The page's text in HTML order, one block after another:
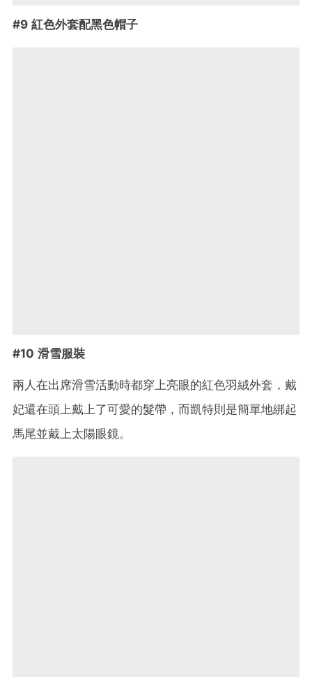
#9 紅色外套配黑色帽子
#10 滑雪服裝
兩人在出席滑雪活動時都穿上亮眼的紅色羽絨外套，戴
妃還在頭上戴上了可愛的髮帶，而凱特則是簡單地綁起
馬尾並戴上太陽眼鏡。